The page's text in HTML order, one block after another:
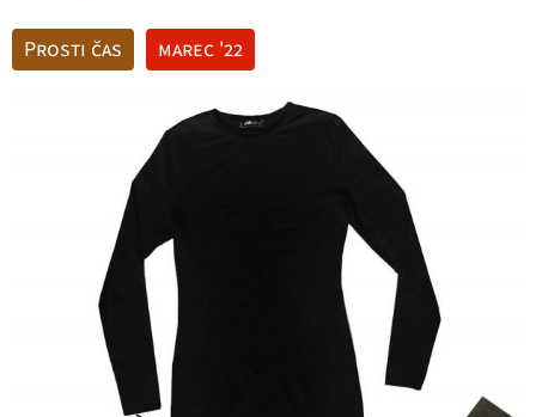
Prosti čas marec '22